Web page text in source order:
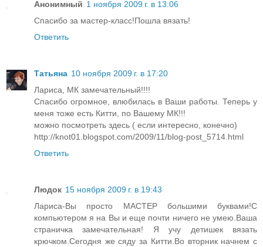
Анонимный 1 ноября 2009 г. в 13:06
Спасибо за мастер-класс!Пошла вязать!
Ответить
Татьяна 10 ноября 2009 г. в 17:20
Лариса, МК замечательный!!!!
Спасибо огромное, влюбилась в Ваши работы. Теперь у
меня тоже есть Китти, по Вашему МК!!!
можно посмотреть здесь ( если интересно, конечно)
http://knot01.blogspot.com/2009/11/blog-post_5714.html
Ответить
Людок 15 ноября 2009 г. в 19:43
Лариса-Вы просто МАСТЕР большими буквами!С
компьютером я на Вы и еще почти ничего не умею.Ваша
страничка замечательная! Я учу детишек вязать
крючком.Сегодня же сяду за Китти.Во вторник начнем с